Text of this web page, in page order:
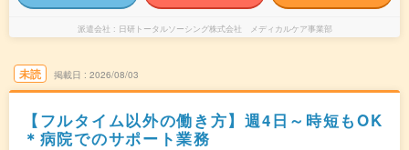
派遣会社 日研トータルソーシング株式会社 メディカルケア事業部
未読 掲載日 2026/08/03
【フルタイム以外の働き方】週4日～時短もOK
＊病院でのサポート業務